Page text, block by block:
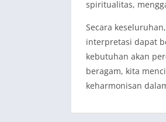
spiritualitas,
Secara
interpretasi dapat
kebutuhan akan
beragam, kita
keharmonisan